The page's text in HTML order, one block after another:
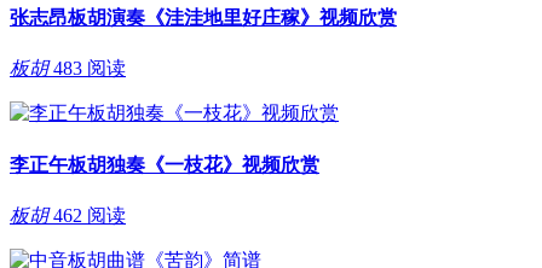
张志昂板胡演奏《洼洼地里好庄稼》视频欣赏
板胡 483 阅读
李正午板胡独奏《一枝花》视频欣赏
板胡 462 阅读